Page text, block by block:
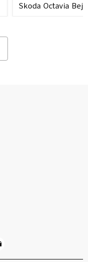
Skoda Octavia Bej